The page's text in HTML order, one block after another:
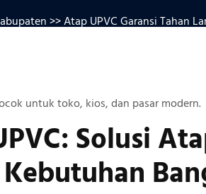
>> Atap UPVC Garansi Tahan
untuk toko, kios, dan pasar modern.
Solusi